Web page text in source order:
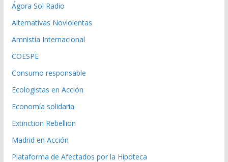
Ágora Sol Radio
Alternativas Noviolentas
Amnistía Internacional
COESPE
Consumo responsable
Ecologistas en Acción
Economía solidaria
Extinction Rebellion
Madrid en Acción
Plataforma de Afectados por la Hipoteca